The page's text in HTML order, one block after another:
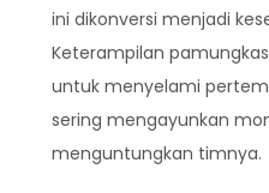
ini dikonversi menjadi
Keterampilan
untuk menyelami
sering mengayunkan
menguntungkan timnya.